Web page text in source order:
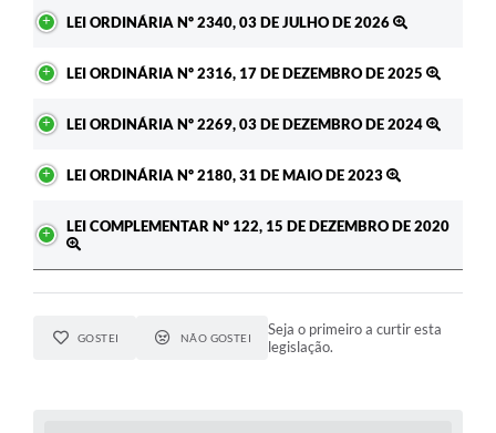
LEI ORDINÁRIA Nº 2340, 03 DE JULHO DE 2026
LEI ORDINÁRIA Nº 2316, 17 DE DEZEMBRO DE 2025
LEI ORDINÁRIA Nº 2269, 03 DE DEZEMBRO DE 2024
LEI ORDINÁRIA Nº 2180, 31 DE MAIO DE 2023
LEI COMPLEMENTAR Nº 122, 15 DE DEZEMBRO DE 2020
GOSTEI NÃO GOSTEI
Seja o primeiro a curtir esta
legislação.